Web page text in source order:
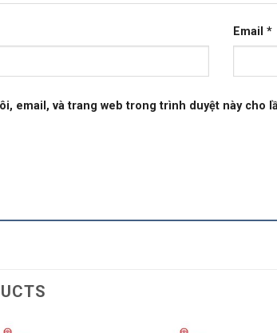
Email *
email, và trang web trong trình duyệt này cho